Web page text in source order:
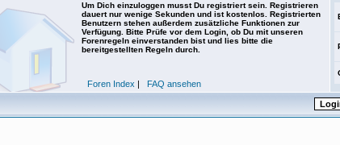
Um Dich einzuloggen musst Du registriert sein. Registrieren
dauert nur wenige Sekunden und ist kostenlos. Registrierten
Benutzern stehen außerdem zusätzliche Funktionen zur
Verfügung. Bitte Prüfe vor dem Login, ob Du mit unseren
Forenregeln einverstanden bist und lies bitte die
bereitgestellten Regeln durch.
Foren Index | FAQ ansehen